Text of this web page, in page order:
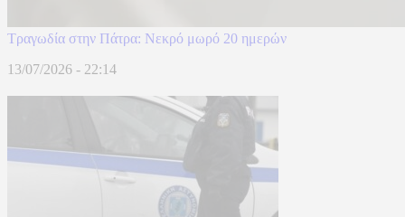
Τραγωδία στην Πάτρα: Νεκρό μωρό 20 ημερών
13/07/2026 - 22:14